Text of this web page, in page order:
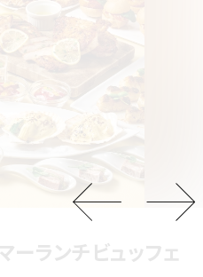
でお得にドライブ